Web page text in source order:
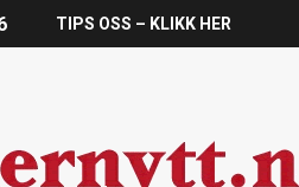
TIPS OSS – KLIKK HER